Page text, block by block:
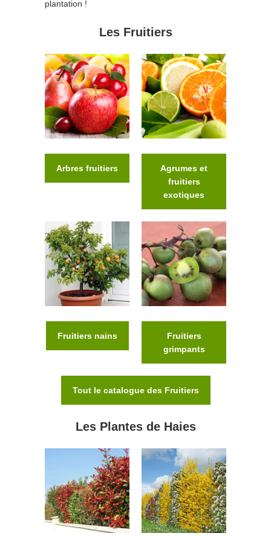
plantation !
Les Fruitiers
Arbres fruitiers
Agrumes et
fruitiers
exotiques
Fruitiers nains
Fruitiers
grimpants
Tout le catalogue des Fruitiers
Les Plantes de Haies